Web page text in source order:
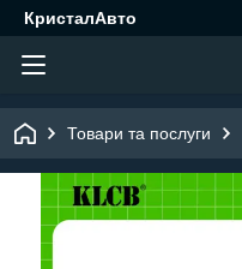
КристалАвто
Товари та послуги